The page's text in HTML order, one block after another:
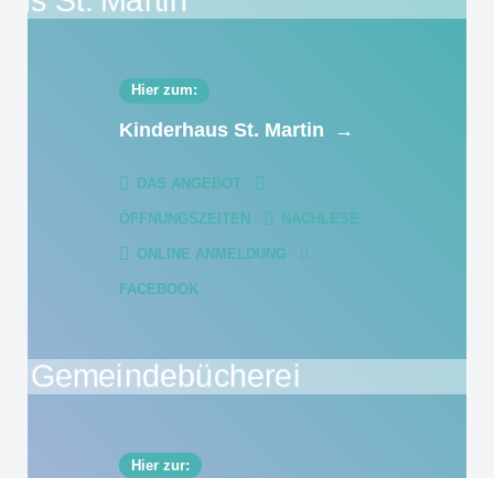
Hier zum:
Kinderhaus St. Martin →
DAS ANGEBOT
ÖFFNUNGSZEITEN NACHLESE
ONLINE ANMELDUNG
FACEBOOK
Hier zur: